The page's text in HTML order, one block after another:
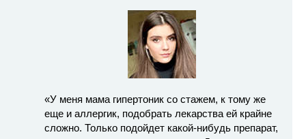
«У меня мама гипертоник со стажем, к тому же
еще и аллергик, подобрать лекарства ей крайне
сложно. Только подойдет какой-нибудь препарат,